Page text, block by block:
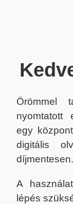
Örömmel
nyomtatott
egy
digitális
díjmentesen.
A
lépés